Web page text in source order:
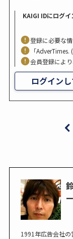
KAIGI IDにログ
登録に必要な
「
会員登録によ
ログイン
1991年広告会社